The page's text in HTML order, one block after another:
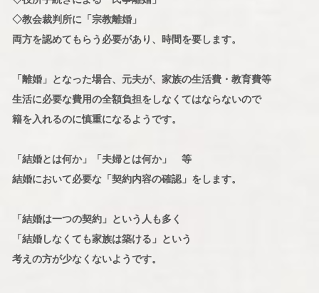
◇教会裁判所に「宗教離婚」
両方を認めてもらう必要があり、時間を要します。
「離婚」となった場合、元夫が、家族の生活費・教育費等
生活に必要な費用の全額負担をしなくてはならないので
籍を入れるのに慎重になるようです。
「結婚とは何か」「夫婦とは何か」 等
結婚において必要な「契約内容の確認」をします。
「結婚は一つの契約」という人も多く
「結婚しなくても家族は築ける」という
考えの方が少なくないようです。